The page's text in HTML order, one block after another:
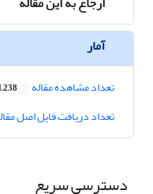
آمار
تعداد مشاهده مقاله
تعداد دریافت فایل اصل
دسترسی سریع